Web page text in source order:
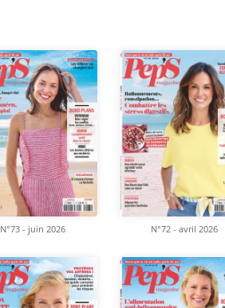
N°73 - juin 2026 N°72 - avril 2026